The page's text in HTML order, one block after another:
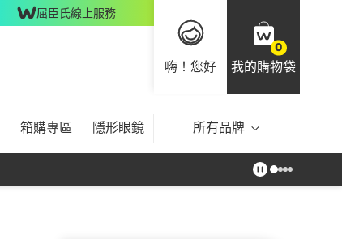
屈臣氏線上服務
嗨！您好
0
我的購物袋
箱購專區 隱形眼鏡 所有品牌